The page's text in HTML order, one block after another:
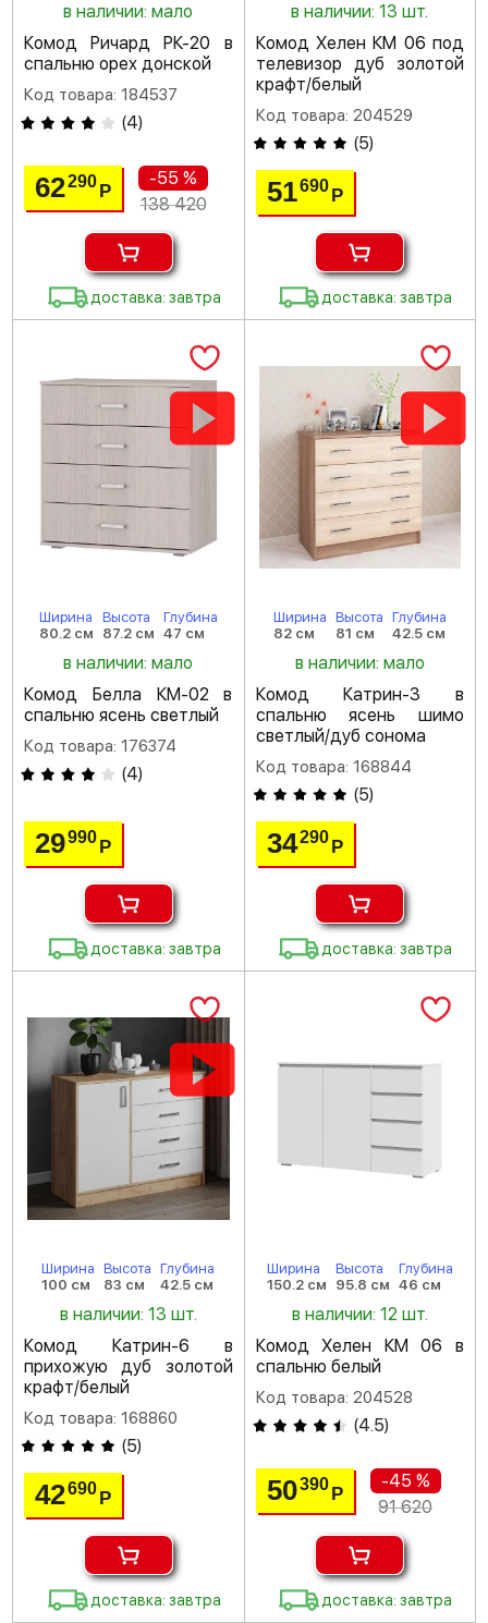
в наличии: мало
Комод Ричард РК-20 в
спальню орех донской
Код товара: 184537
(4)
62290Р
-55 %
138 420
доставка: завтра
в наличии: 13 шт.
Комод Хелен КМ 06 под
телевизор дуб золотой
крафт/белый
Код товара: 204529
(5)
51690 Р
доставка: завтра
Ширина
80.2 см
Высота
87.2 см
Глубина
47 см
в наличии: мало
Комод Белла КМ-02 в
спальню ясень светлый
Код товара: 176374
(4)
29990Р
доставка: завтра
Ширина
82 см
Высота
81 см
Глубина
42.5 см
в наличии: мало
Комод Катрин-3 в
спальню ясень шимо
светлый/дуб сонома
Код товара: 168844
(5)
34290 Р
доставка: завтра
Ширина
100 см
Высота
83 см
Глубина
42.5 см
в наличии: 13 шт.
Комод Катрин-6 в
прихожую дуб золотой
крафт/белый
Код товара: 168860
(5)
42690Р
доставка: завтра
Ширина
150.2 см
Высота
95.8 см
Глубина
46 см
в наличии: 12 шт.
Комод Хелен КМ 06 в
спальню белый
Код товара: 204528
(4.5)
50390 Р
-45 %
91 620
доставка: завтра